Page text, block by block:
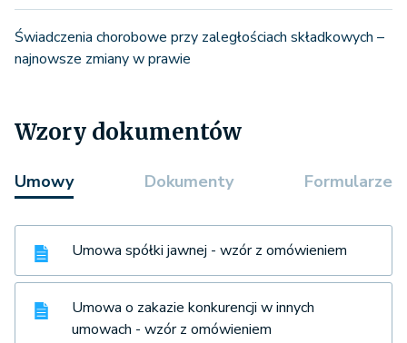
Świadczenia chorobowe przy zaległościach składkowych –
najnowsze zmiany w prawie
Wzory dokumentów
Umowy Dokumenty Formularze
Umowa spółki jawnej - wzór z omówieniem
Umowa o zakazie konkurencji w innych
umowach - wzór z omówieniem